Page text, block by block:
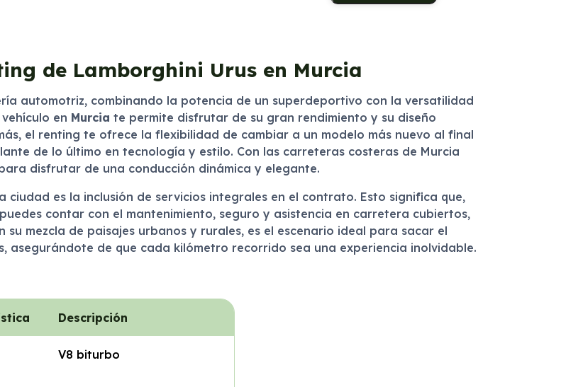
de Lamborghini Urus en Murcia
automotriz, combinando la potencia de un superdeportivo con la versatilidad
en Murcia te permite disfrutar de su gran rendimiento y su diseño
el renting te ofrece la flexibilidad de cambiar a un modelo más nuevo al final
de lo último en tecnología y estilo. Con las carreteras costeras de Murcia
disfrutar de una conducción dinámica y elegante.
es la inclusión de servicios integrales en el contrato. Esto significa que,
contar con el mantenimiento, seguro y asistencia en carretera cubiertos,
mezcla de paisajes urbanos y rurales, es el escenario ideal para sacar el
asegurándote de que cada kilómetro recorrido sea una experiencia inolvidable.
Descripción
V8 biturbo